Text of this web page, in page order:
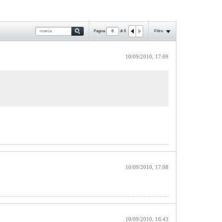
Pagina di 6 Filtro
10/09/2010, 17:09
10/09/2010, 17:08
10/09/2010, 16:43